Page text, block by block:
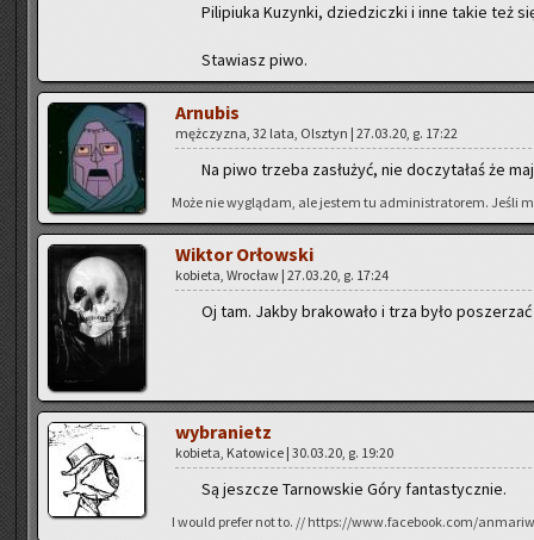
Pi­li­piu­ka Ku­zyn­ki, dzie­dzicz­ki i inne takie też
Sta­wiasz piwo.
Ar­nu­bis
męż­czy­zna, 32 lata, Olsz­tyn | 27.03.20, g. 17:22
Na piwo trze­ba za­słu­żyć, nie do­czy­ta­łaś że
Może nie wy­glą­dam, ale je­stem tu ad­mi­ni­stra­to­rem. Jeśli
Wik­tor Or­łow­ski
ko­bie­ta, Wro­cław | 27.03.20, g. 17:24
Oj tam. Jakby bra­ko­wa­ło i trza było
wy­bra­nietz
ko­bie­ta, Ka­to­wi­ce | 30.03.20, g. 19:20
Są jesz­cze Tar­now­skie Góry fan­ta­stycz­nie.
I would pre­fer not to. // https://www.facebook.com/